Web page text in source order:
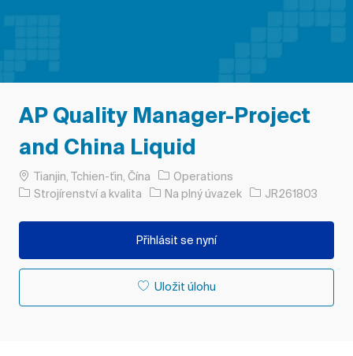
AP Quality Manager-Project
and China Liquid
Umístění
Tianjin, Tchien-ťin, Čína
Operations
Kategorie
Strojírenství a kvalita Typ úlohy
Na plný úvazek ID úlohy
JR261803
Přihlásit se nyní
Uložit úlohu